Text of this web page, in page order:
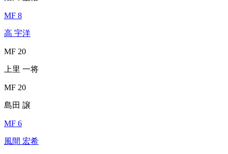
MF 8
高 宇洋
MF 20
上里 一将
MF 20
島田 譲
MF 6
風間 宏希